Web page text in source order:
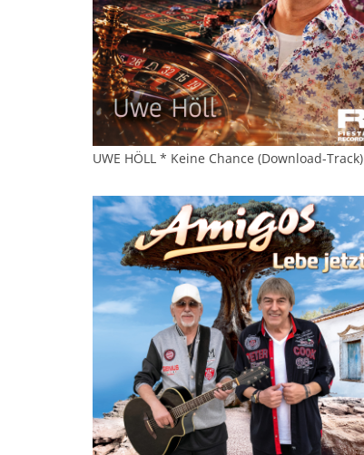
UWE HÖLL * Keine Chance (Download-Track)